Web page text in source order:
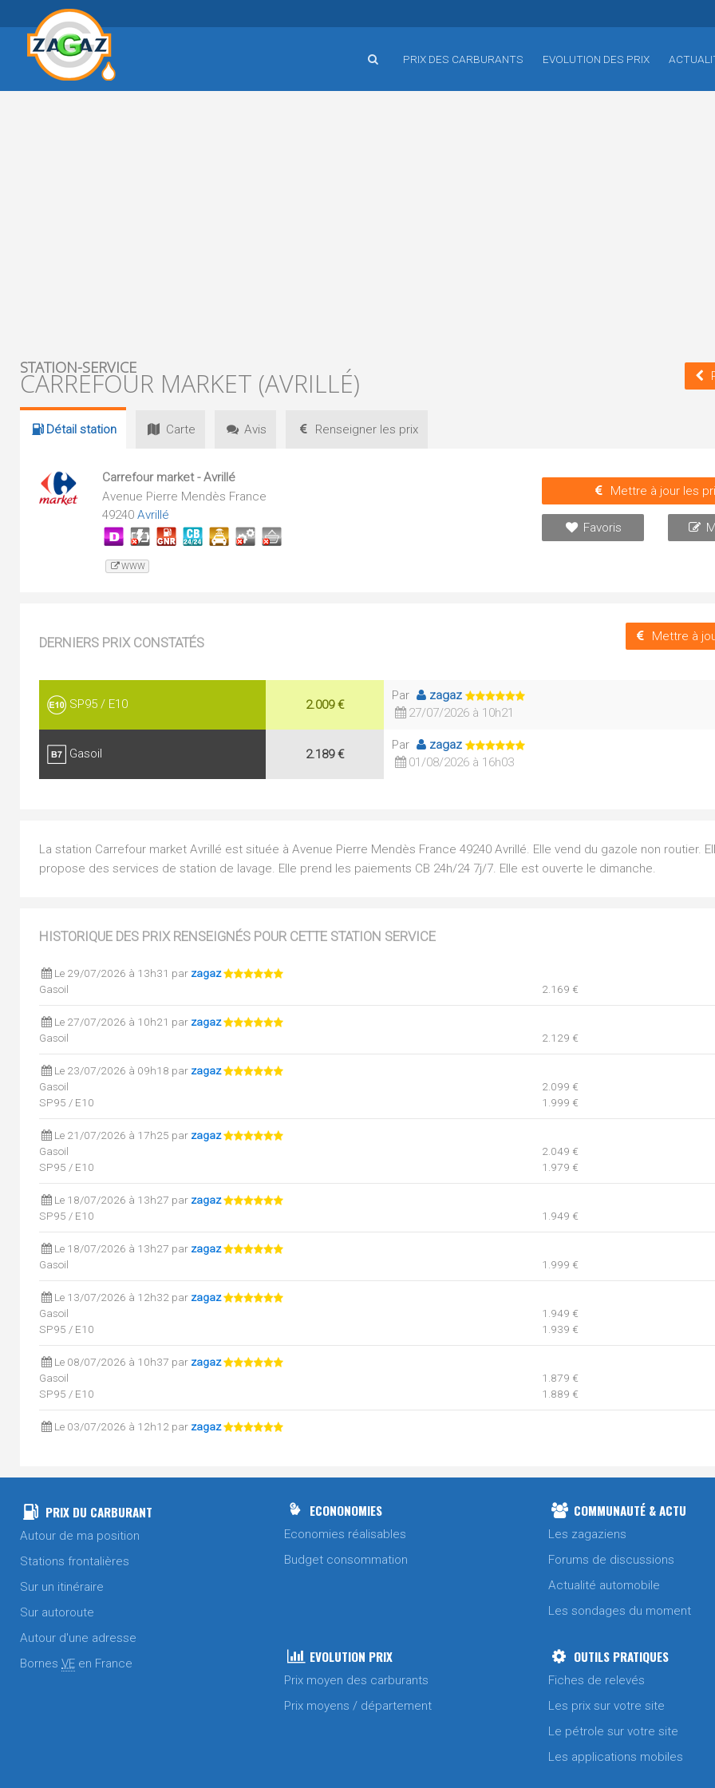
PRIX DES CARBURANTS EVOLUTION DES PRIX
STATION-SERVICE
CARREFOUR MARKET (AVRILLÉ)
Détail station Carte Avis Renseigner les prix
Carrefour market - Avrillé
Avenue Pierre Mendès France
49240 Avrillé
WWW
Mettre à jour les
Favoris
DERNIERS PRIX CONSTATÉS Mettre à
SP95 / E10 2.009 €
Par
zagaz
27/07/2026 à 10h21
Gasoil 2.189 €
Par
zagaz
01/08/2026 à 16h03
La station Carrefour market Avrillé est située à Avenue Pierre Mendès France 49240 Avrillé. Elle vend du gazole non routier.
propose des services de station de lavage. Elle prend les paiements CB 24h/24 7j/7. Elle est ouverte le dimanche.
HISTORIQUE DES PRIX RENSEIGNÉS POUR CETTE STATION SERVICE
Le 29/07/2026 à 13h31 par zagaz
Gasoil
2.169 €
Le 27/07/2026 à 10h21 par zagaz
Gasoil
2.129 €
Le 23/07/2026 à 09h18 par zagaz
Gasoil
2.099 €
SP95 / E10
1.999 €
Le 21/07/2026 à 17h25 par zagaz
Gasoil
2.049 €
SP95 / E10
1.979 €
Le 18/07/2026 à 13h27 par zagaz
SP95 / E10
1.949 €
Le 18/07/2026 à 13h27 par zagaz
Gasoil
1.999 €
Le 13/07/2026 à 12h32 par zagaz
Gasoil
1.949 €
SP95 / E10
1.939 €
Le 08/07/2026 à 10h37 par zagaz
Gasoil
1.879 €
SP95 / E10
1.889 €
Le 03/07/2026 à 12h12 par zagaz
Le 03/07/2026 à 12h12 parzagaz
Gasoil
1.849 €
SP95 / E10
1.869 €
Le 25/06/2026 à 07h57 par
1.879 €
Le 22/06/2026 à 11h26 par
1.899 €
1.929 €
1.989 €
PRIX DU CARBURANT
Autour de ma position
Stations frontalières
Sur un itinéraire
Sur autoroute
Autour d'une adresse
Bornes VE en France
ECONONOMIES
Economies réalisables
Budget consommation
COMMUNAUTÉ & ACTU
Les zagaziens
Forums de discussions
Actualité automobile
Les sondages du moment
EVOLUTION PRIX
Prix moyen des carburants
Prix moyens / département
OUTILS PRATIQUES
Fiches de relevés
Les prix sur votre site
Le pétrole sur votre site
Les applications mobiles